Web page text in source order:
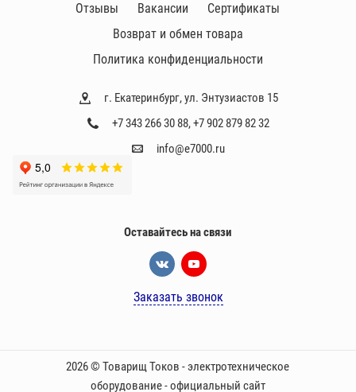
г. Екатеринбург, ул. Энтузиастов 15
+7 343 266 30 88,+7 902 879 82 32
info@e7000.ru
Отзывы
Вакансии
Сертификаты
Возврат и обмен товара
Политика конфиденциальности
Оставайтесь на связи
Заказать звонок
2026 © Товарищ Токов - электротехническое
оборудование - официальный сайт